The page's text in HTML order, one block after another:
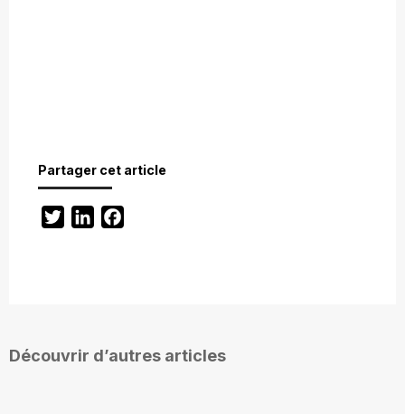
Partager cet article
TwitterLinkedIn
Découvrir d’autres articles